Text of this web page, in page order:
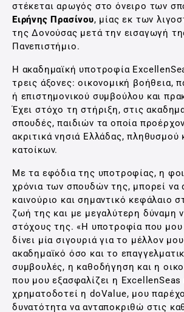
στέκεται αρωγός στο όνειρο των
Ειρήνης Πρασίνου, μίας εκ των
της Δονούσας μετά την εισαγωγή
Πανεπιστήμιο.
Η ακαδημαϊκή υποτροφία
τρεις άξονες: οικονομική βοήθεια,
ή επιστημονικού συμβούλου και
Έχει στόχο τη στήριξη, στις
σπουδές, παιδιών τα οποία
ακριτικά νησιά Ελλάδας,
κατοίκων.
Με τα εφόδια της υποτροφίας, η
χρόνια των σπουδών της, μπορεί να
καινούριο και σημαντικό κεφάλαιο
ζωή της και με μεγαλύτερη δύναμη
στόχους της. «Η υποτροφία που
δίνει μία σιγουριά για το μέλλον
ακαδημαϊκό όσο και το
συμβουλές, η καθοδήγηση και η
που μου εξασφαλίζει η ExcellenSeas
χρηματοδοτεί η doValue, μου
δυνατότητα να ανταποκριθώ στις